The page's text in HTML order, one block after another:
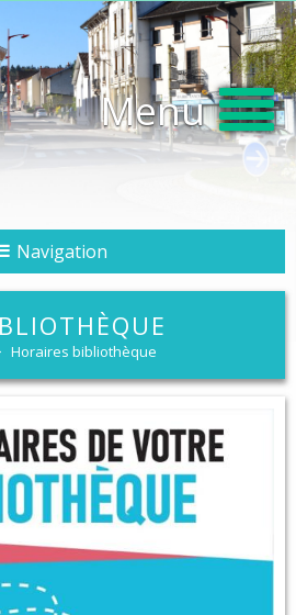
Menu
Horaires bibliothèque
Navigation